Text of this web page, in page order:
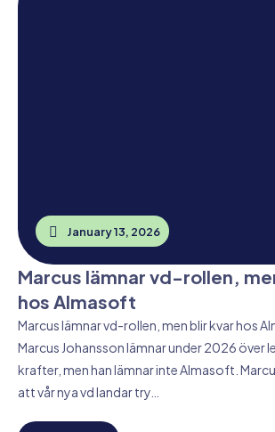
January 13, 2026
Marcus lämnar vd-rollen,
hos Almasoft
Marcus lämnar vd-rollen, men blir kvar hos
Marcus Johansson lämnar under 2026 över
krafter, men han lämnar inte Almasoft.
att vår nya vd landar try…